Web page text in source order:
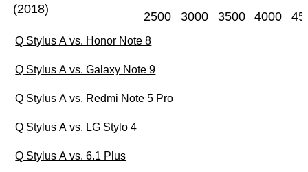
(2018)
2500 3000 3500 4000
Q Stylus A vs. Honor Note 8
Q Stylus A vs. Galaxy Note 9
Q Stylus A vs. Redmi Note 5 Pro
Q Stylus A vs. LG Stylo 4
Q Stylus A vs. 6.1 Plus